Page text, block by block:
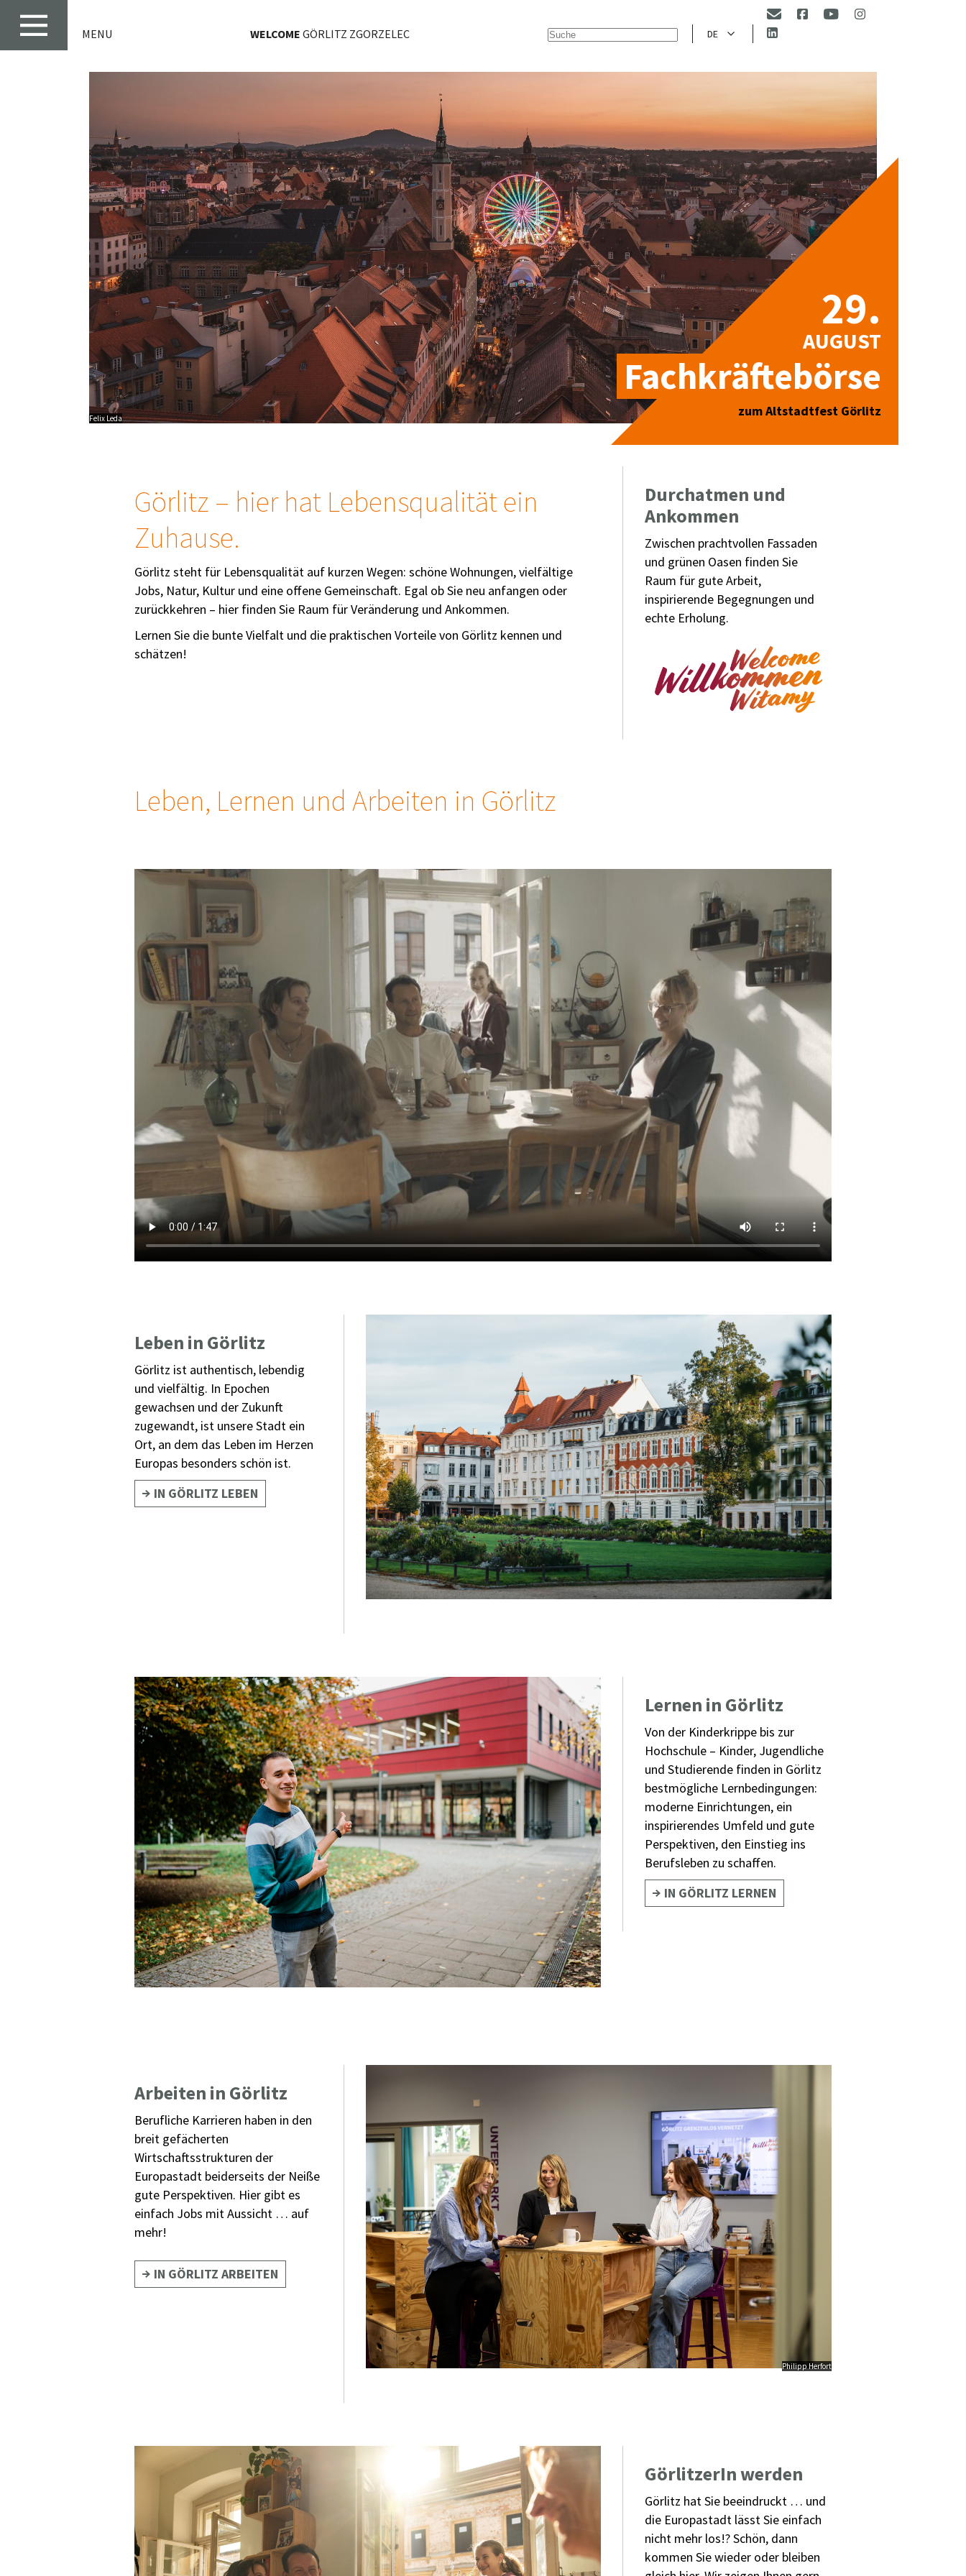
MENU WELCOME GÖRLITZ ZGORZELEC Suchfeld DE
Felix Leda
29.
AUGUST
Fachkräftebörse
zum Altstadtfest Görlitz
Görlitz – hier hat Lebensqualität ein
Zuhause.
Görlitz steht für Lebensqualität auf kurzen Wegen: schöne Wohnungen, vielfältige
Jobs, Natur, Kultur und eine offene Gemeinschaft. Egal ob Sie neu anfangen oder
zurückkehren – hier finden Sie Raum für Veränderung und Ankommen.
Lernen Sie die bunte Vielfalt und die praktischen Vorteile von Görlitz kennen und
schätzen!
Durchatmen und
Ankommen
Zwischen prachtvollen Fassaden
und grünen Oasen finden Sie
Raum für gute Arbeit,
inspirierende Begegnungen und
echte Erholung.
Leben, Lernen und Arbeiten in Görlitz
Leben in Görlitz
Görlitz ist authentisch, lebendig
und vielfältig. In Epochen
gewachsen und der Zukunft
zugewandt, ist unsere Stadt ein
Ort, an dem das Leben im Herzen
Europas besonders schön ist.
IN GÖRLITZ LEBEN
Lernen in Görlitz
Von der Kinderkrippe bis zur
Hochschule – Kinder, Jugendliche
und Studierende finden in Görlitz
bestmögliche Lernbedingungen:
moderne Einrichtungen, ein
inspirierendes Umfeld und gute
Perspektiven, den Einstieg ins
Berufsleben zu schaffen.
IN GÖRLITZ LERNEN
Arbeiten in Görlitz
Berufliche Karrieren haben in den
breit gefächerten
Wirtschaftsstrukturen der
Europastadt beiderseits der Neiße
gute Perspektiven. Hier gibt es
einfach Jobs mit Aussicht … auf
mehr!
IN GÖRLITZ ARBEITEN
Philipp Herfort
GörlitzerIn werden
Görlitz hat Sie beeindruckt … und
die Europastadt lässt Sie einfach
nicht mehr los!? Schön, dann
kommen Sie wieder oder bleiben